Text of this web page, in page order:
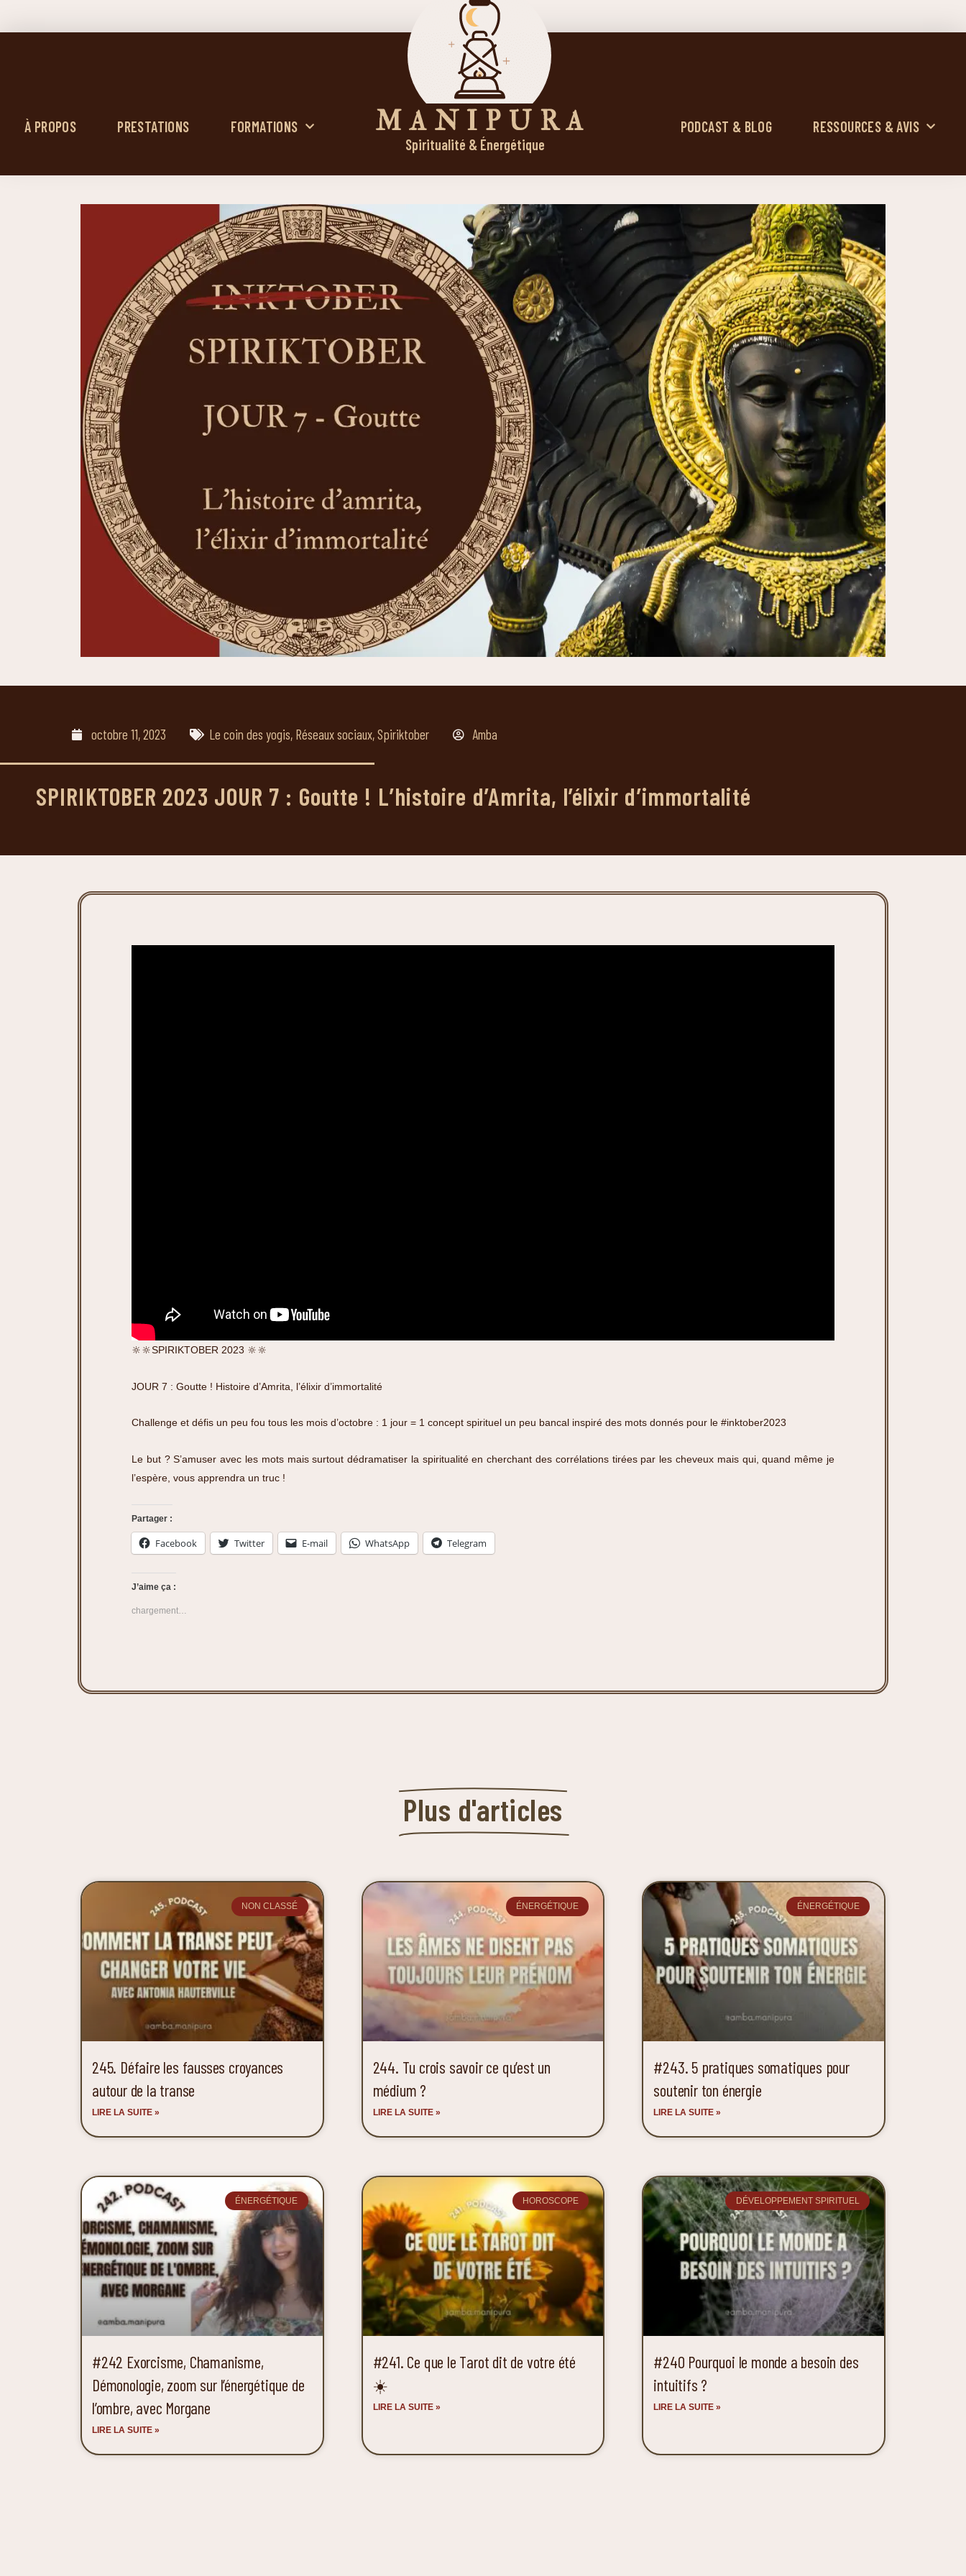
À PROPOS PRESTATIONS FORMATIONS M A N I P U R A PODCAST & BLOG
RESSOURCES & AVIS
Spiritualité & Énergétique
octobre 11, 2023 Le coin des yogis, Réseaux sociaux,Spiriktober Amba
SPIRIKTOBER 2023 JOUR 7 : Goutte ! L’histoire d’Amrita, l’élixir d’immortalité
🔆🔆SPIRIKTOBER 2023 🔆🔆
JOUR 7 : Goutte ! Histoire d’Amrita, l’élixir d’immortalité
Challenge et défis un peu fou tous les mois d’octobre : 1 jour = 1 concept spirituel un peu bancal inspiré des mots donnés pour le #inktober2023
Le but ? S’amuser avec les mots mais surtout dédramatiser la spiritualité en cherchant des corrélations tirées par les cheveux mais qui, quand même je
l’espère, vous apprendra un truc !
Partager :
Facebook Twitter E-mail WhatsApp Telegram
J’aime ça :
chargement…
Plus d'articles
NON CLASSÉ
245. Défaire les fausses croyances
autour de la transe
LIRE LA SUITE »
ÉNERGÉTIQUE
244. Tu crois savoir ce qu’est un
médium ?
LIRE LA SUITE »
ÉNERGÉTIQUE
#243. 5 pratiques somatiques pour
soutenir ton énergie
LIRE LA SUITE »
ÉNERGÉTIQUE
#242 Exorcisme, Chamanisme,
Démonologie, zoom sur l’énergétique de
l’ombre, avec Morgane
LIRE LA SUITE »
HOROSCOPE
#241. Ce que le Tarot dit de votre été
☀️
LIRE LA SUITE »
DÉVELOPPEMENT SPIRITUEL
#240 Pourquoi le monde a besoin des
intuitifs ?
LIRE LA SUITE »